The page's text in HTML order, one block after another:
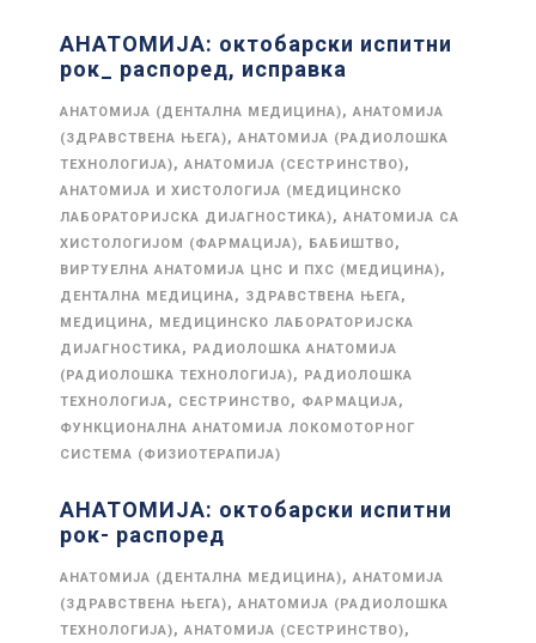
АНАТОМИЈА: октобарски испитни
рок_ распоред, исправка
АНАТОМИЈА (ДЕНТАЛНА МЕДИЦИНА), АНАТОМИЈА
(ЗДРАВСТВЕНА ЊЕГА), АНАТОМИЈА (РАДИОЛОШКА
ТЕХНОЛОГИЈА), АНАТОМИЈА (СЕСТРИНСТВО),
АНАТОМИЈА И ХИСТОЛОГИЈА (МЕДИЦИНСКО
ЛАБОРАТОРИЈСКА ДИЈАГНОСТИКА), АНАТОМИЈА СА
ХИСТОЛОГИЈОМ (ФАРМАЦИЈА), БАБИШТВО,
ВИРТУЕЛНА АНАТОМИЈА ЦНС И ПХС (МЕДИЦИНА),
ДЕНТАЛНА МЕДИЦИНА, ЗДРАВСТВЕНА ЊЕГА,
МЕДИЦИНА, МЕДИЦИНСКО ЛАБОРАТОРИЈСКА
ДИЈАГНОСТИКА, РАДИОЛОШКА АНАТОМИЈА
(РАДИОЛОШКА ТЕХНОЛОГИЈА), РАДИОЛОШКА
ТЕХНОЛОГИЈА, СЕСТРИНСТВО, ФАРМАЦИЈА,
ФУНКЦИОНАЛНА АНАТОМИЈА ЛОКОМОТОРНОГ
СИСТЕМА (ФИЗИОТЕРАПИЈА)
АНАТОМИЈА: октобарски испитни
рок- распоред
АНАТОМИЈА (ДЕНТАЛНА МЕДИЦИНА), АНАТОМИЈА
(ЗДРАВСТВЕНА ЊЕГА), АНАТОМИЈА (РАДИОЛОШКА
ТЕХНОЛОГИЈА), АНАТОМИЈА (СЕСТРИНСТВО),